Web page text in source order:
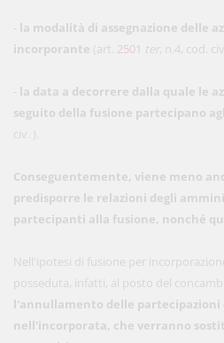
- la modalità di assegnazione delle
incorporante (art. 2501 ter, n.4, cod.
- la data a decorrere dalla quale le
seguito della fusione partecipano
civ. ).
Conseguentemente, viene meno
predisporre le relazioni degli
partecipanti alla fusione, nonché
Nell'ipotesi di fusione per
posseduta, infatti, al posto del
l'annullamento delle
nell'incorporata, che verranno